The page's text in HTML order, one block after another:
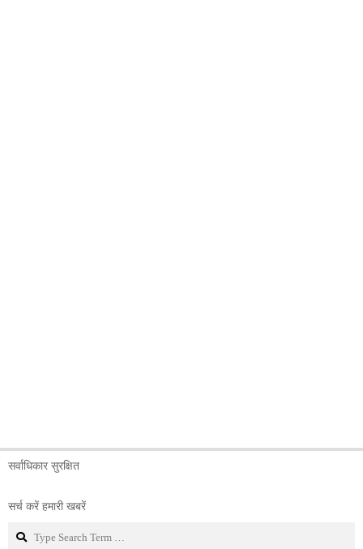
सर्वाधिकार सुरक्षित
सर्च करें हमारी खबरें